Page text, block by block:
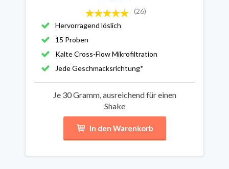
(26)
Hervorragend löslich
15 Proben
Kalte Cross-Flow Mikrofiltration
Jede Geschmacksrichtung*
Je 30 Gramm, ausreichend für einen
Shake
In den Warenkorb